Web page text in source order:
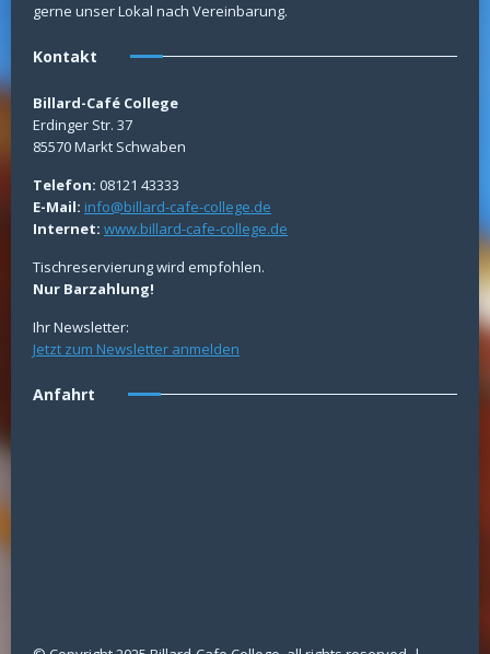
gerne unser Lokal nach Vereinbarung.
Kontakt
Billard-Café College
Erdinger Str. 37
85570 Markt Schwaben
Telefon: 08121 43333
E-Mail: info@billard-cafe-college.de
Internet: www.billard-cafe-college.de
Tischreservierung wird empfohlen.
Nur Barzahlung!
Ihr Newsletter:
Jetzt zum Newsletter anmelden
Anfahrt